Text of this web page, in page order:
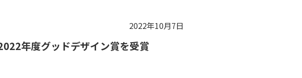
2022年10月7日
年度グッドデザイン賞を受賞